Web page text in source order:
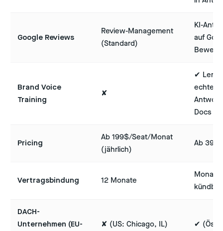
Google Reviews
Review-Management
(Standard)
KI-
auf
Brand Voice
Training
✘
✔ Lernt
echten
Docs
Pricing
Ab 199$/Seat/Monat
(jährlich)
Ab
Vertragsbindung 12 Monate
kündbar
DACH-
Unternehmen (EU-
✘ (US: Chicago, IL) ✔